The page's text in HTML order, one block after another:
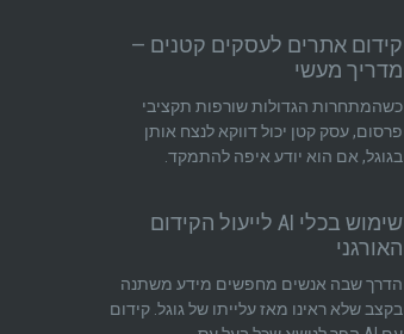
קידום אתרים לעסקים קטנים —
מדריך מעשי
כשהמתחרות הגדולות שורפות תקציבי
פרסום, עסק קטן יכול דווקא לנצח אותן
בגוגל, אם הוא יודע איפה להתמקד.
שימוש בכלי AI לייעול הקידום
האורגני
הדרך שבה אנשים מחפשים מידע משתנה
בקצב שלא ראינו מאז עלייתו של גוגל. קידום